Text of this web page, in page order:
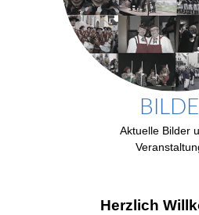
Aktuelle Bilder
Herzlich